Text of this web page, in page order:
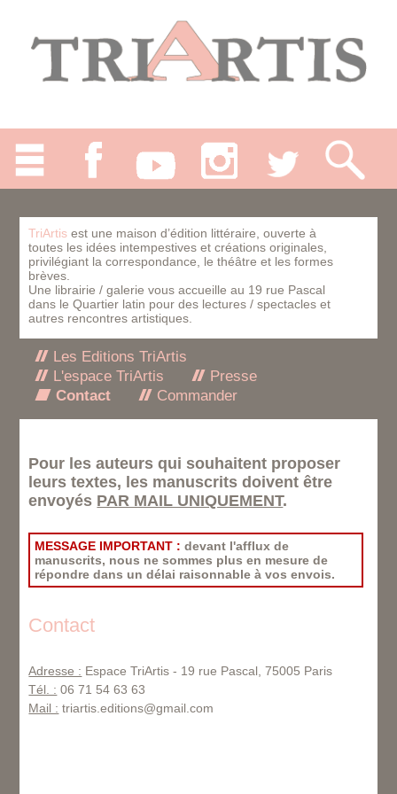
TriArtis est une maison d’édition littéraire, ouverte à
toutes les idées intempestives et créations originales,
privilégiant la correspondance, le théâtre et les formes
brèves.
Une librairie / galerie vous accueille au 19 rue Pascal
dans le Quartier latin pour des lectures / spectacles et
autres rencontres artistiques.
Les Editions TriArtis
L'espace TriArtis
Presse
Contact
Commander
Pour les auteurs qui souhaitent proposer
leurs textes, les manuscrits doivent être
envoyés PAR MAIL UNIQUEMENT.
MESSAGE IMPORTANT :devant l'afflux de
manuscrits, nous ne sommes plus en mesure de
répondre dans un délai raisonnable à vos envois.
Contact
Adresse : Espace TriArtis - 19 rue Pascal, 75005 Paris
Tél. : 06 71 54 63 63
Mail : triartis.editions@gmail.com